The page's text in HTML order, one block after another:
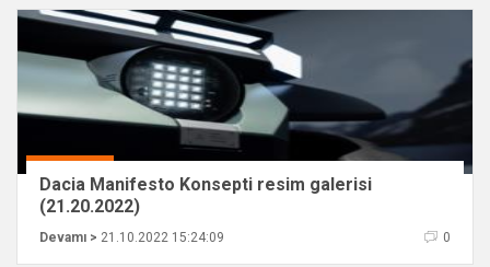
Dacia Manifesto Konsepti resim galerisi
(21.20.2022)
Devamı > 21.10.2022 15:24:09 0